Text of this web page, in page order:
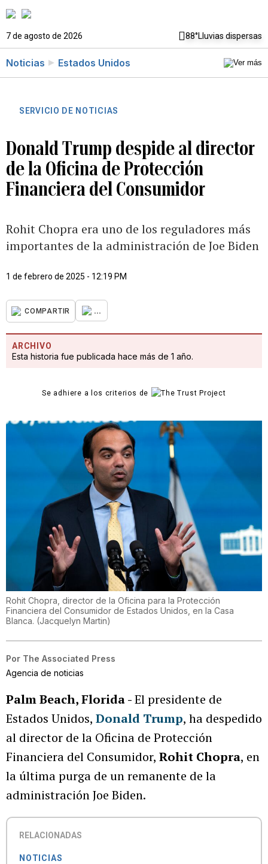
7 de agosto de 2026 88°Lluvias dispersas
Noticias Estados Unidos
SERVICIO DE NOTICIAS
Donald Trump despide al director
de la Oficina de Protección
Financiera del Consumidor
Rohit Chopra era uno de los reguladores más
importantes de la administración de Joe Biden
1 de febrero de 2025 - 12:19 PM
COMPARTIR ...
ARCHIVO
Esta historia fue publicada hace más de 1 año.
Se adhiere a los criterios de
Rohit Chopra, director de la Oficina para la Protección
Financiera del Consumidor de Estados Unidos, en la Casa
Blanca. (Jacquelyn Martin)
Por The Associated Press
Agencia de noticias
Palm Beach, Florida -El presidente de
Estados Unidos, Donald Trump, ha despedido
al director de la Oficina de Protección
Financiera del Consumidor, Rohit Chopra, en
la última purga de un remanente de la
administración Joe Biden.
RELACIONADAS
NOTICIAS